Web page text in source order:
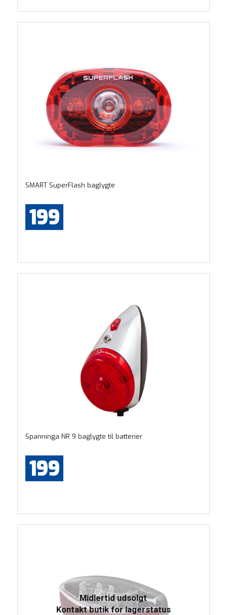
SMART SuperFlash baglygte
199
Spanninga NR 9 baglygte til batterier
199
Midlertid udsolgt
Kontakt butik for lagerstatus